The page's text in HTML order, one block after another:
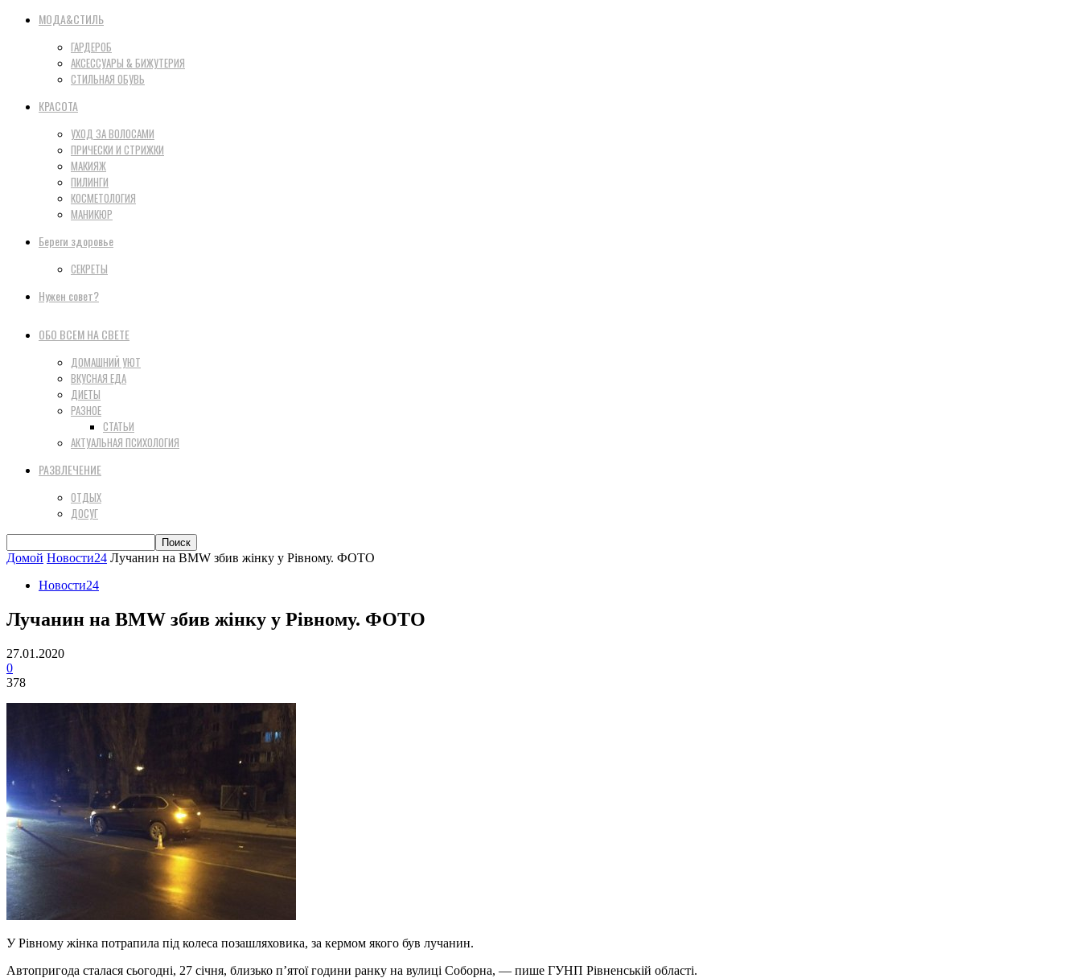
МОДА&СТИЛЬ
ГАРДЕРОБ
АКСЕССУАРЫ & БИЖУТЕРИЯ
СТИЛЬНАЯ ОБУВЬ
КРАСОТА
УХОД ЗА ВОЛОСАМИ
ПРИЧЕСКИ И СТРИЖКИ
МАКИЯЖ
ПИЛИНГИ
КОСМЕТОЛОГИЯ
МАНИКЮР
Береги здоровье
СЕКРЕТЫ
Нужен совет?
ОБО ВСЕМ НА СВЕТЕ
ДОМАШНИЙ УЮТ
ВКУСНАЯ ЕДА
ДИЕТЫ
РАЗНОЕ
СТАТЬИ
АКТУАЛЬНАЯ ПСИХОЛОГИЯ
РАЗВЛЕЧЕНИЕ
ОТДЫХ
ДОСУГ
Домой Новости24 Лучанин на BMW збив жінку у Рівному. ФОТО
Новости24
Лучанин на BMW збив жінку у Рівному. ФОТО
27.01.2020
0
378
У Рівному жінка потрапила під колеса позашляховика, за кермом якого був лучанин.
Автопригода сталася сьогодні, 27 січня, близько п’ятої години ранку на вулиці Соборна, — пише ГУНП Рівненській області.